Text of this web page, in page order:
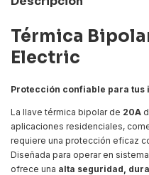
Térmica
Electric
Protección confiable para
La llave térmica bipolar de 20A
aplicaciones residenciales,
requiere una protección eficaz
Diseñada para operar en
ofrece una alta seguridad,